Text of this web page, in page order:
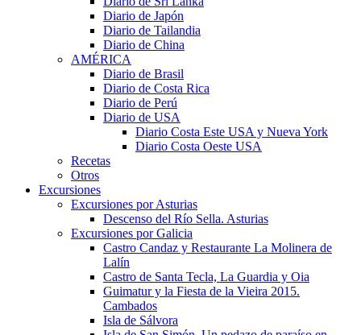
Diario de Japón
Diario de Tailandia
Diario de China
AMÉRICA
Diario de Brasil
Diario de Costa Rica
Diario de Perú
Diario de USA
Diario Costa Este USA y Nueva York
Diario Costa Oeste USA
Recetas
Otros
Excursiones
Excursiones por Asturias
Descenso del Río Sella. Asturias
Excursiones por Galicia
Castro Candaz y Restaurante La Molinera de
Lalín
Castro de Santa Tecla, La Guardia y Oia
Guimatur y la Fiesta de la Vieira 2015.
Cambados
Isla de Sálvora